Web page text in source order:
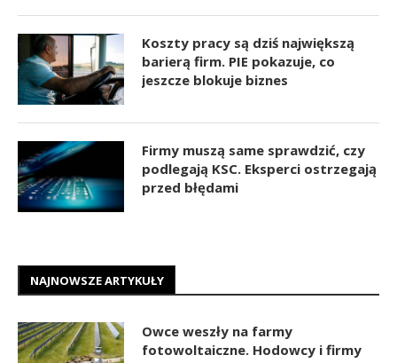
Koszty pracy są dziś największą
barierą firm. PIE pokazuje, co
jeszcze blokuje biznes
Firmy muszą same sprawdzić, czy
podlegają KSC. Eksperci ostrzegają
przed błędami
NAJNOWSZE ARTYKUŁY
Owce weszły na farmy
fotowoltaiczne. Hodowcy i firmy